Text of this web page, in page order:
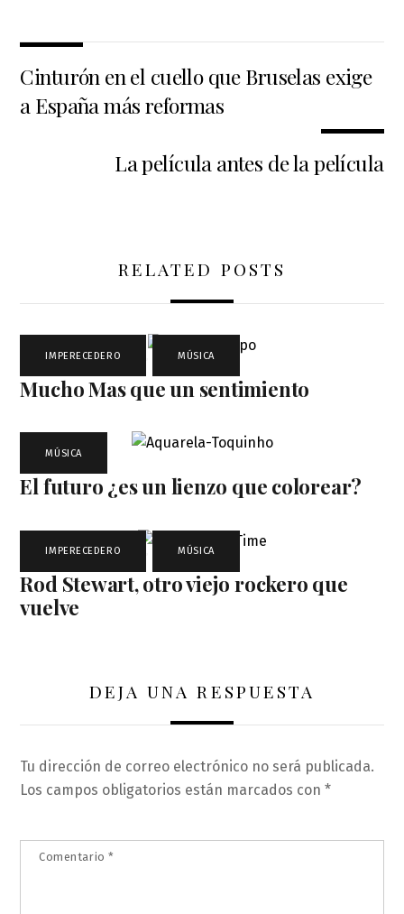
Cinturón en el cuello que Bruselas exige
a España más reformas
La película antes de la película
RELATED POSTS
IMPERECEDERO MÚSICA
Mucho Mas que un sentimiento
MÚSICA
El futuro ¿es un lienzo que colorear?
IMPERECEDERO MÚSICA
Rod Stewart, otro viejo rockero que
vuelve
DEJA UNA RESPUESTA
Tu dirección de correo electrónico no será publicada.
Los campos obligatorios están marcados con*
Comentario*